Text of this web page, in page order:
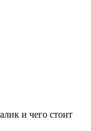
и чего стоит